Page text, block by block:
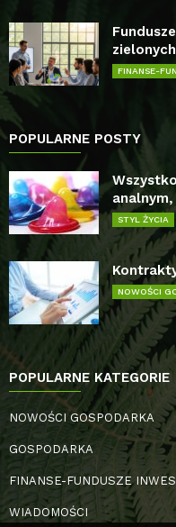
FINANSE-
POPULARNE POSTY
STYL ŻYCIA
NOWOŚCI
POPULARNE KATEGORIE
NOWOŚCI GOSPODARKA
GOSPODARKA
FINANSE-FUNDUSZE
WIADOMOŚCI